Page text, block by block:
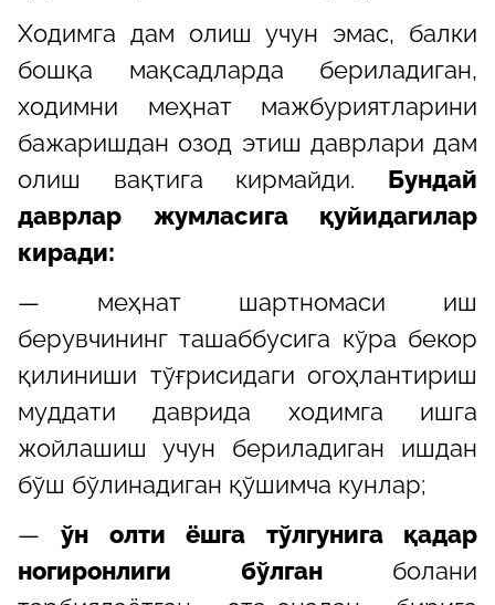
Ходимга дам олиш учун эмас, балки
бошқа мақсадларда бериладиган,
ходимни меҳнат мажбуриятларини
бажаришдан озод этиш даврлари дам
олиш вақтига кирмайди. Бундай
даврлар жумласига қуйидагилар
киради:
— меҳнат шартномаси иш
берувчининг ташаббусига кўра бекор
қилиниши тўғрисидаги огоҳлантириш
муддати даврида ходимга ишга
жойлашиш учун бериладиган ишдан
бўш бўлинадиган қўшимча кунлар;
—ўн олти ёшга тўлгунига қадар
ногиронлиги бўлганболани